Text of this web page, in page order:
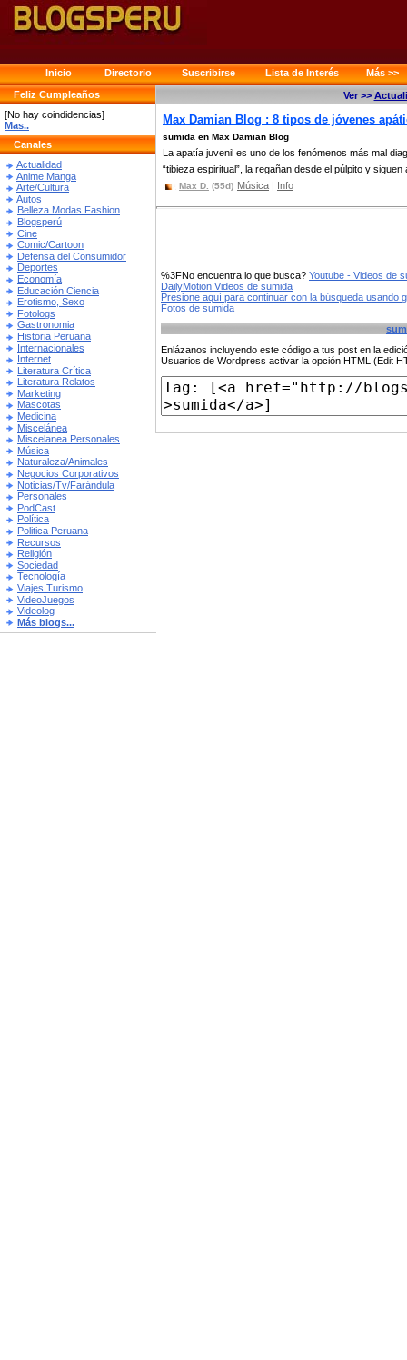
Inicio Directorio Suscribirse Lista de Interés
Más >>
Feliz Cumpleaños
[No hay coindidencias]
Mas..
Canales
Actualidad
Anime Manga
Arte/Cultura
Autos
Belleza Modas Fashion
Blogsperú
Cine
Comic/Cartoon
Defensa del Consumidor
Deportes
Economía
Educación Ciencia
Erotismo, Sexo
Fotologs
Gastronomia
Historia Peruana
Internacionales
Internet
Literatura Crítica
Literatura Relatos
Marketing
Mascotas
Medicina
Miscelánea
Miscelanea Personales
Música
Naturaleza/Animales
Negocios Corporativos
Noticias/Tv/Farándula
Personales
PodCast
Política
Politica Peruana
Recursos
Religión
Sociedad
Tecnología
Viajes Turismo
VideoJuegos
Videolog
Más blogs...
Ver >>
Max Damian Blog : 8 tipos de jóvenes
sumida en Max Damian Blog
La apatía juvenil es uno de los fenómenos más mal
“tibieza espiritual”, la regañan desde el púlpito y siguen
Max D. (55d) Música | Info
%3FNo encuentra lo que busca? Youtube - Videos de
DailyMotion Videos de sumida
Presione aquí para continuar con la búsqueda usando
Fotos de sumida
Enlázanos incluyendo este código a tus post en la
Usuarios de Wordpress activar la opción HTML (Edit